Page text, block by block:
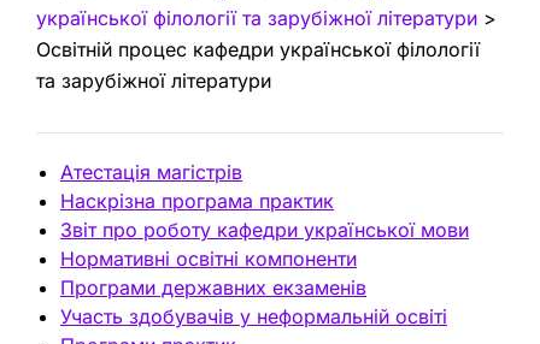
української філології та зарубіжної літератури >
Освітній процес кафедри української філології
та зарубіжної літератури
Атестація магістрів
Наскрізна програма практик
Звіт про роботу кафедри української мови
Нормативні освітні компоненти
Програми державних екзаменів
Участь здобувачів у неформальній освіті